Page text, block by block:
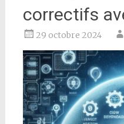
correctifs
29 octobre 2024